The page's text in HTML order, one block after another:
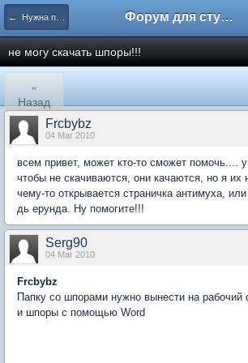
← Нужна помощь Форум для студента СГА
не могу скачать шпоры!!!
«
Назад
Frcbybz
04 Mar 2010
всем привет, может кто-то сможет помочь....
чтобы не скачиваются, они качаются, но я их
чему-то открывается страничка антимуха,
дь ерунда. Ну помогите!!!
Serg90
04 Mar 2010
Frcbybz
Папку со шпорами нужно вынести на рабочий
и шпоры с помощью Word